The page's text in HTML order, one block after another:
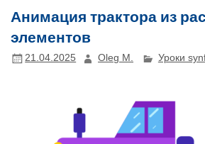
Анимация трактора из
элементов
21.04.2025 Oleg M. Уроки